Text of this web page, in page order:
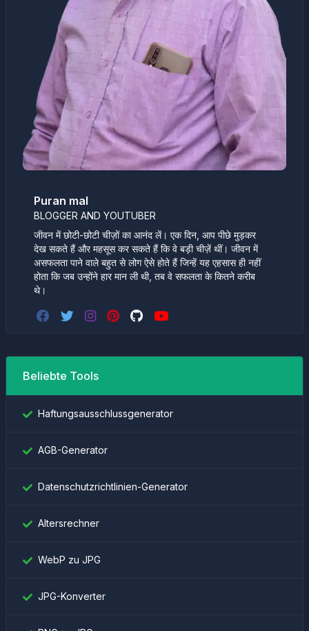
Puran mal
BLOGGER AND YOUTUBER
जीवन में छोटी-छोटी चीज़ों का आनंद लें। एक दिन, आप पीछे मुड़कर
देख सकते हैं और महसूस कर सकते हैं कि वे बड़ी चीज़ें थीं। जीवन में
असफलता पाने वाले बहुत से लोग ऐसे होते हैं जिन्हें यह एहसास ही नहीं
होता कि जब उन्होंने हार मान ली थी, तब वे सफलता के कितने करीब
थे।
Beliebte Tools
Haftungsausschlussgenerator
AGB-Generator
Datenschutzrichtlinien-Generator
Altersrechner
WebP zu JPG
JPG-Konverter